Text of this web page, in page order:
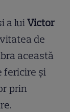
a luiVictor
de
această
fericire și
prin